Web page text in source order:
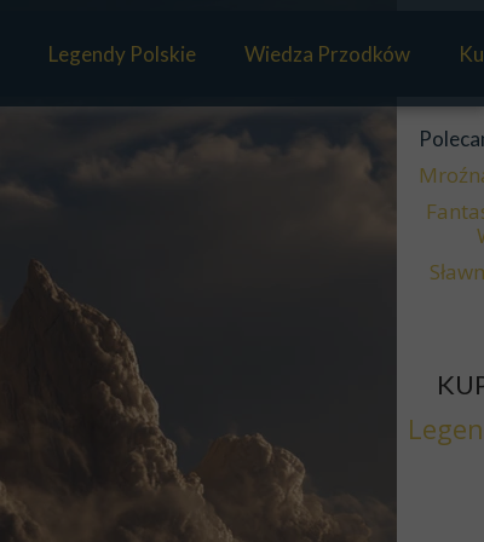
Legendy Polskie
Wiedza Przodków
Mitologia Słowian
Panteon Słowian